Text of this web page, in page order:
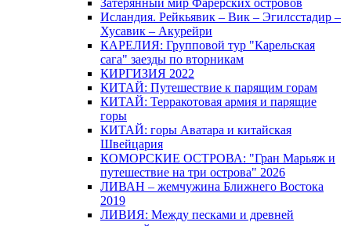
Затерянный мир Фарерских островов
Исландия. Рейкьявик – Вик – Эгилсстадир –
Хусавик – Акурейри
КАРЕЛИЯ: Групповой тур "Карельская
сага" заезды по вторникам
КИРГИЗИЯ 2022
КИТАЙ: Путешествие к парящим горам
КИТАЙ: Терракотовая армия и парящие
горы
КИТАЙ: горы Аватара и китайская
Швейцария
КОМОРСКИЕ ОСТРОВА: "Гран Марьяж и
путешествие на три острова" 2026
ЛИВАН – жемчужина Ближнего Востока
2019
ЛИВИЯ: Между песками и древней